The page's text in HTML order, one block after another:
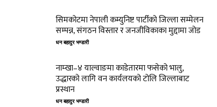
सिमकोटमा नेपाली कम्युनिष्ट पार्टीको जिल्ला सम्मेलन
सम्पन्न, संगठन विस्तार र जनजीविकाका मुद्दामा जोड
धन बहादुर भण्डारी
नाम्खा–४ याल्वाङमा काडेतारमा फसेको भालु,
उद्धारको लागि वन कार्यलयको टोलि जिल्लाबाट
प्रस्थान
धन बहादुर भण्डारी